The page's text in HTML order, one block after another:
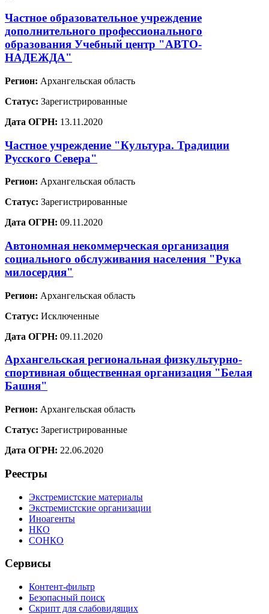
Частное образовательное учреждение
дополнительного профессионального
образования Учебный центр "АВТО-
НАДЕЖДА"
Регион: Архангельская область
Статус: Зарегистрированные
Дата ОГРН: 13.11.2020
Частное учреждение "Культура. Традиции
Русского Севера"
Регион: Архангельская область
Статус: Зарегистрированные
Дата ОГРН: 09.11.2020
Автономная некоммерческая организация
социального обслуживания населения "Рука
милосердия"
Регион: Архангельская область
Статус: Исключенные
Дата ОГРН: 09.11.2020
Архангельская региональная физкультурно-
спортивная общественная организация "Белая
Башня"
Регион: Архангельская область
Статус: Зарегистрированные
Дата ОГРН: 22.06.2020
Реестры
Экстремистские материалы
Экстремистские организации
Иноагенты
НКО
СОНКО
Сервисы
Контент-фильтр
Безопасный поиск
Скрипт для слабовидящих